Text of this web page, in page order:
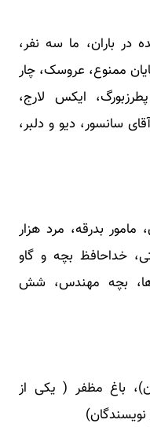
در باران، ما سه نفر،
ممنوع، عروسک، چار
ایکس لارج،
سانسور، دیو و دلبر،
بدرقه، مرد هزار
خداحافظ بچه و گاو
بچه مهندس، شش
باغ مظفر ( یکی از